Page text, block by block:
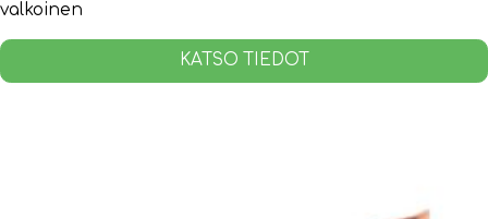
valkoinen
KATSO TIEDOT